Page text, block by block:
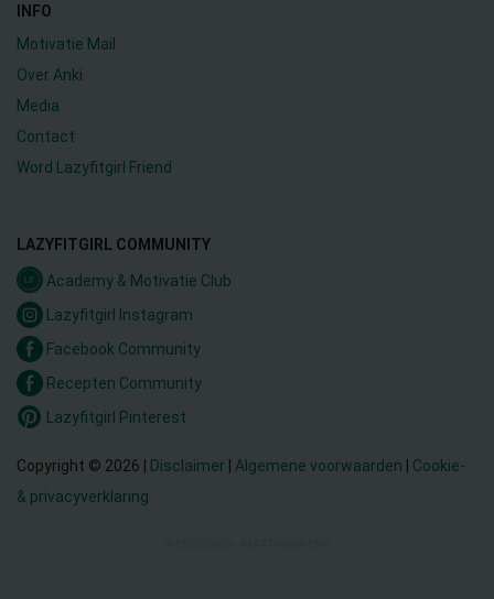
INFO
Motivatie Mail
Over Anki
Media
Contact
Word Lazyfitgirl Friend
LAZYFITGIRL COMMUNITY
Academy & Motivatie Club
Lazyfitgirl Instagram
Facebook Community
Recepten Community
Lazyfitgirl Pinterest
Copyright © 2026 | Disclaimer Algemene voorwaarden
Cookie-
& privacyverklaring